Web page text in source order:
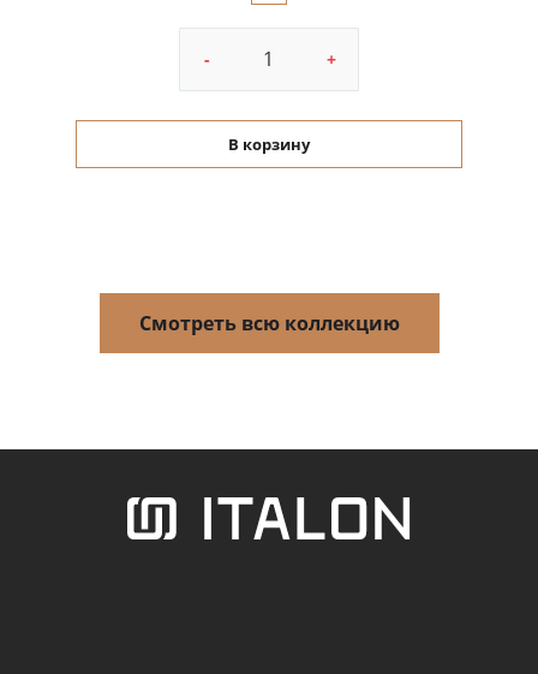
- +
В корзину
Смотреть всю коллекцию